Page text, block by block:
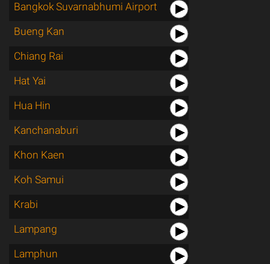
Bangkok Suvarnabhumi Airport
Bueng Kan
Chiang Rai
Hat Yai
Hua Hin
Kanchanaburi
Khon Kaen
Koh Samui
Krabi
Lampang
Lamphun